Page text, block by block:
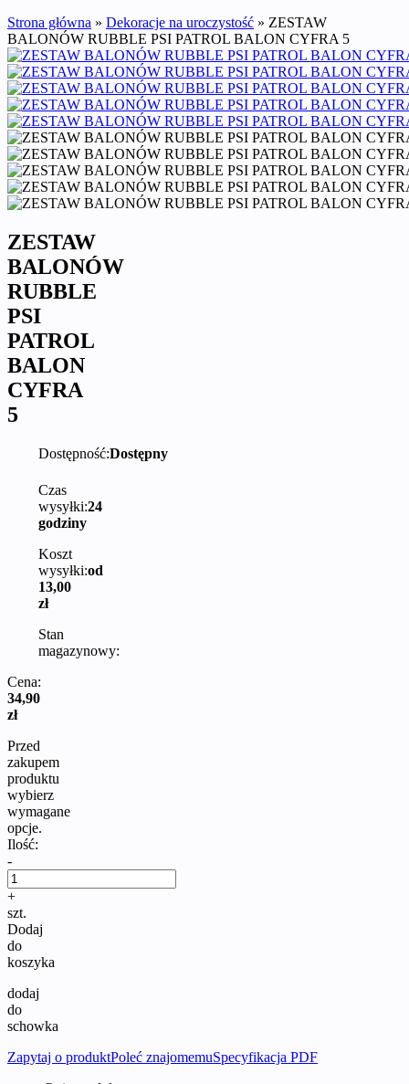
Strona główna » Dekoracje na uroczystość » ZESTAW
BALONÓW RUBBLE PSI PATROL BALON CYFRA 5
ZESTAW
BALONÓW
RUBBLE
PSI
PATROL
BALON
CYFRA
5
Dostępność:Dostępny
Czas
wysyłki:24
godziny
Koszt
wysyłki:od
13,00
zł
Stan
magazynowy:
Cena:
34,90
zł
Przed
zakupem
produktu
wybierz
wymagane
opcje.
Ilość:
-
+
szt.
Dodaj
do
koszyka
dodaj
do
schowka
Zapytaj o produktPoleć znajomemuSpecyfikacja PDF